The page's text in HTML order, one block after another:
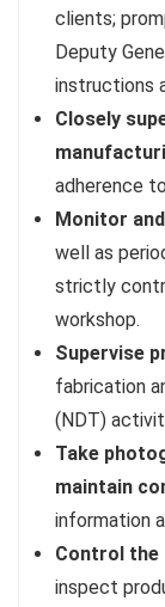
clients;
Deputy
instructions
Closely
adherence
Monitor
well as
strictly
workshop.
Supervise
fabrication
(NDT)
Take
maintain
information
Control the
inspect